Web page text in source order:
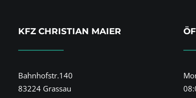
KFZ CHRISTIAN MAIER
Bahnhofstr.140
83224 Grassau